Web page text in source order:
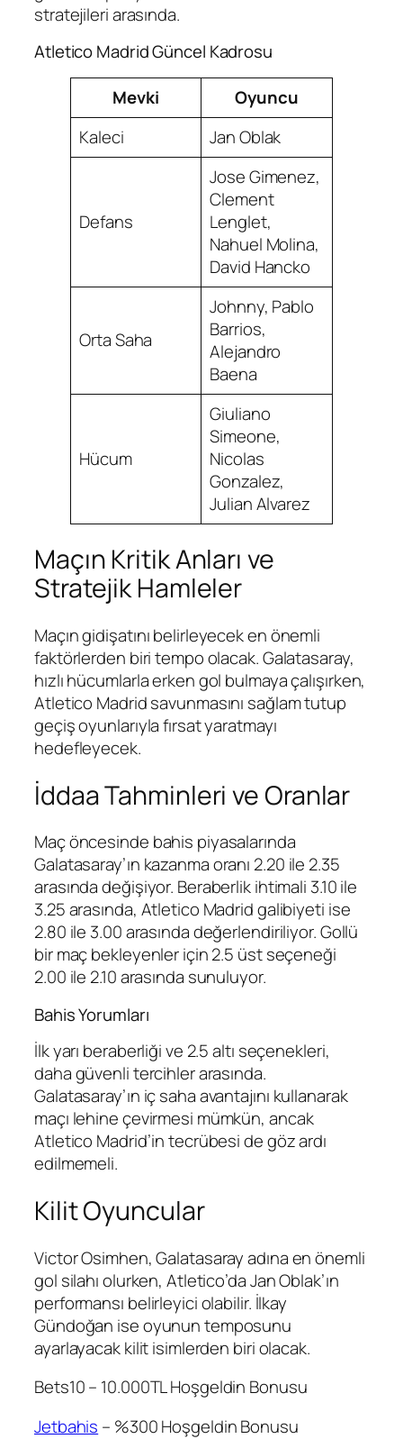
stratejileri arasında.
Atletico Madrid Güncel Kadrosu
Mevki
Oyuncu
Kaleci
Jan Oblak
Defans
Jose Gimenez,
Clement
Lenglet,
Nahuel Molina,
David Hancko
Orta Saha
Johnny, Pablo
Barrios,
Alejandro
Baena
Hücum
Giuliano
Simeone,
Nicolas
Gonzalez,
Julian Alvarez
Maçın Kritik Anları ve
Stratejik Hamleler
Maçın gidişatını belirleyecek en önemli
faktörlerden biri tempo olacak. Galatasaray,
hızlı hücumlarla erken gol bulmaya çalışırken,
Atletico Madrid savunmasını sağlam tutup
geçiş oyunlarıyla fırsat yaratmayı
hedefleyecek.
İddaa Tahminleri ve Oranlar
Maç öncesinde bahis piyasalarında
Galatasaray’ın kazanma oranı 2.20 ile 2.35
arasında değişiyor. Beraberlik ihtimali 3.10 ile
3.25 arasında, Atletico Madrid galibiyeti ise
2.80 ile 3.00 arasında değerlendiriliyor. Gollü
bir maç bekleyenler için 2.5 üst seçeneği
2.00 ile 2.10 arasında sunuluyor.
Bahis Yorumları
İlk yarı beraberliği ve 2.5 altı seçenekleri,
daha güvenli tercihler arasında.
Galatasaray’ın iç saha avantajını kullanarak
maçı lehine çevirmesi mümkün, ancak
Atletico Madrid’in tecrübesi de göz ardı
edilmemeli.
Kilit Oyuncular
Victor Osimhen, Galatasaray adına en önemli
gol silahı olurken, Atletico’da Jan Oblak’ın
performansı belirleyici olabilir. İlkay
Gündoğan ise oyunun temposunu
ayarlayacak kilit isimlerden biri olacak.
Bets10 – 10.000TL Hoşgeldin Bonusu
Jetbahis – %300 Hoşgeldin Bonusu